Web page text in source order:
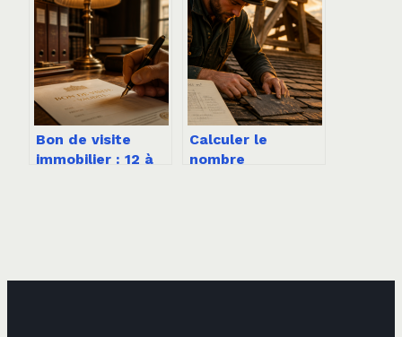
risques pour
votre projet
immobilier ?
pour comprendre
les vrais coûts
Bon de visite
immobilier : 12 à
Calculer le
nombre